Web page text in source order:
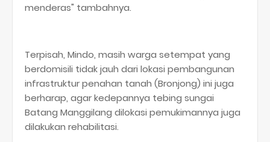
menderas" tambahnya.
Terpisah, Mindo, masih warga setempat yang
berdomisili tidak jauh dari lokasi pembangunan
infrastruktur penahan tanah (Bronjong) ini juga
berharap, agar kedepannya tebing sungai
Batang Manggilang dilokasi pemukimannya juga
dilakukan rehabilitasi.